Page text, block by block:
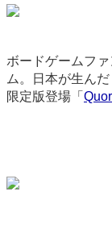
ボードゲームフ
ム。日本が生ん
限定版登場「